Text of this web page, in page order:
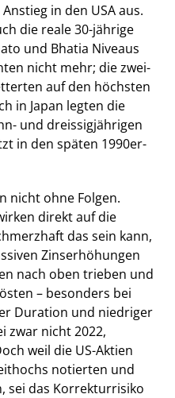
in den USA aus.
die reale 30-jährige
und Bhatia Niveaus
nicht mehr; die zwei-
auf den höchsten
in Japan legten die
und dreissigjährigen
in den späten 1990er-
nicht ohne Folgen.
direkt auf die
das sein kann,
Zinserhöhungen
nach oben trieben und
– besonders bei
Duration und niedriger
zwar nicht 2022,
weil die US-Aktien
notierten und
sei das Korrekturrisiko